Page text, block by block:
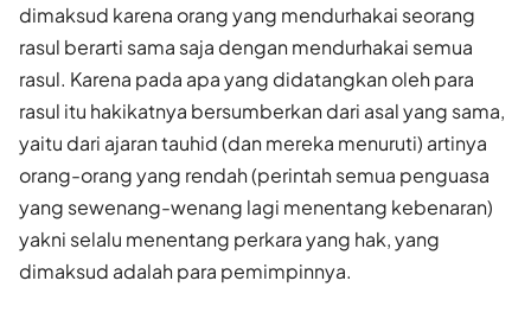
dimaksud karena orang yang mendurhakai seorang
rasul berarti sama saja dengan mendurhakai semua
rasul. Karena pada apa yang didatangkan oleh para
rasul itu hakikatnya bersumberkan dari asal yang sama,
yaitu dari ajaran tauhid (dan mereka menuruti) artinya
orang-orang yang rendah (perintah semua penguasa
yang sewenang-wenang lagi menentang kebenaran)
yakni selalu menentang perkara yang hak, yang
dimaksud adalah para pemimpinnya.